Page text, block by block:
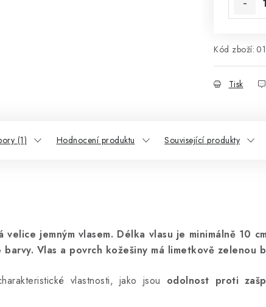
Kód zboží:
Tisk
(1) Hodnocení produktu Související produkty
jemným vlasem. Délka vlasu je minimálně 10
Vlas a povrch kožešiny má limetkově zelenou
vlastnosti, jako jsou odolnost proti